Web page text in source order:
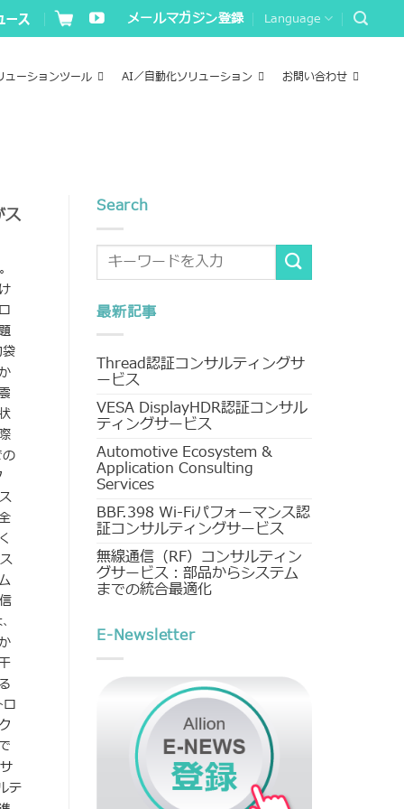
メールマガジン登録 Language
ューションツール AI／自動化ソリューション お問い合わせ
ス
テ
Search
最新記事
Thread認証コンサルティングサ
ービス
VESA DisplayHDR認証コンサル
ティングサービス
Automotive Ecosystem &
Application Consulting
Services
BBF.398 Wi-Fiパフォーマンス認
証コンサルティングサービス
無線通信（RF）コンサルティン
グサービス：部品からシステム
までの統合最適化
E-Newsletter